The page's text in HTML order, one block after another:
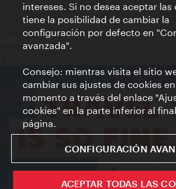
Terms of Use
Accesibilidad
Contacto para la prensa
Ajustes de cookie
intereses. Si no desea aceptar las
tiene la posibilidad de cambiar la
configuración por defecto en
avanzada".
Consejo: mientras visita el sitio
cambiar sus ajustes de cookies
momento a través del enlace
cookies" en la parte inferior al
página.
CONFIGURACIÓN
ACEPTAR TODAS LAS